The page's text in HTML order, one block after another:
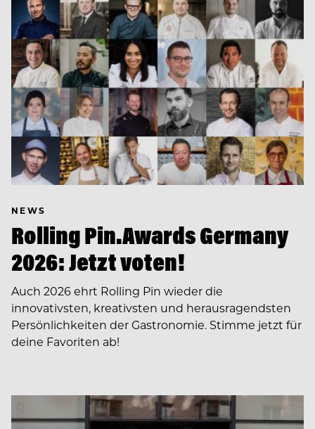
NEWS
Rolling Pin.Awards Germany
2026: Jetzt voten!
Auch 2026 ehrt Rolling Pin wieder die
innovativsten, kreativsten und herausragendsten
Persönlichkeiten der Gastronomie. Stimme jetzt für
deine Favoriten ab!